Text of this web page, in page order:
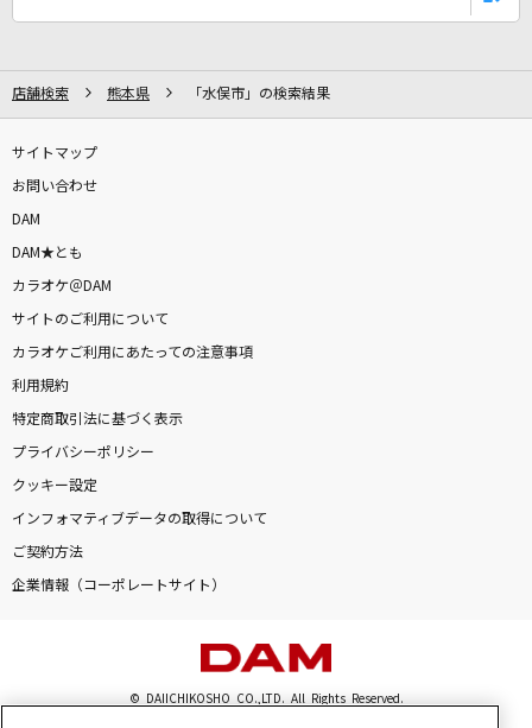
リアルタイムで歌われている曲の一覧
AKB48
[生音]ソラニン
ASIAN KUNG-FU GENERATION
蹴っ飛ばした毛布
ビリミリオン
優里
星屑ビーナス
優里
店舗検索 熊本県 「水俣市」の検索結果
サイトマップ
お問い合わせ
DAM
DAM★とも
カラオケ＠DAM
サイトのご利用について
カラオケご利用にあたっての注意事項
利用規約
特定商取引法に基づく表示
プライバシーポリシー
クッキー設定
インフォマティブデータの取得について
ご契約方法
企業情報（コーポレートサイト）
© DAIICHIKOSHO CO.,LTD. All Rights Reserved.